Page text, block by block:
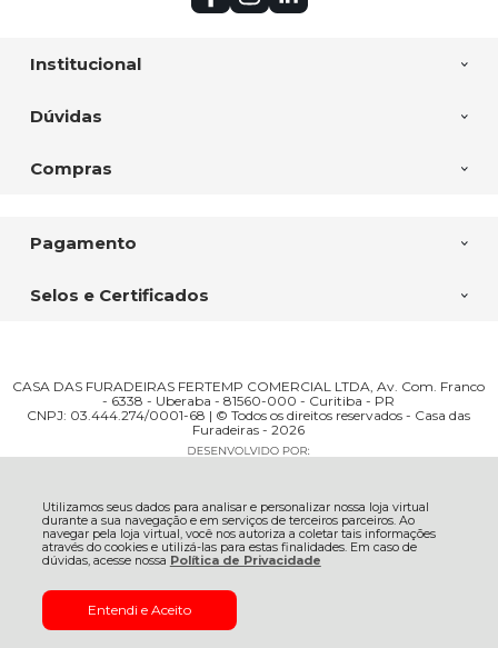
Utilizamos seus dados para analisar e personalizar nossa loja virtual
durante a sua navegação e em serviços de terceiros parceiros. Ao
navegar pela loja virtual, você nos autoriza a coletar tais informações
através do cookies e utilizá-las para estas finalidades. Em caso de
dúvidas, acesse nossa Política de Privacidade
Entendi e Aceito
Institucional
Dúvidas
Compras
Pagamento
Selos e Certificados
CASA DAS FURADEIRAS FERTEMP COMERCIAL LTDA, Av. Com. Franco
- 6338 - Uberaba - 81560-000 - Curitiba - PR
CNPJ: 03.444.274/0001-68 | © Todos os direitos reservados - Casa das
Furadeiras - 2026
R$ 108,20